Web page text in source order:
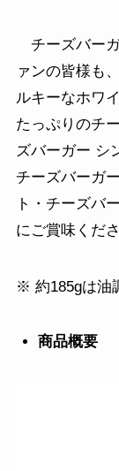
チーズバー
ァンの皆様も
ルキーなホワ
たっぷりのチ
ズバーガー シ
チーズバーガ
ト・チーズバ
にご賞味くださ
※ 約185gは油
商品概要